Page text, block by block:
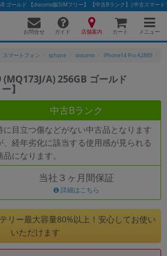
ゴールド 【docomo版SIMフリー】 【中古Bランク】|中古スマー
お問合せ ガイド 店舗案内 カート メニュー
スマートフォン iphone docomo iPhone14 Pro A2889
A) 256GB ゴールド
】
中古Bランク
に目立つ傷などがない中古品となります
、経年劣化に該当する使用感が見られる
品になります。
当社３ヶ月間保証
詳細はこちら
リー最大容量80%以上！安心してお使い
いただけます
コン検索に切り替える
ど